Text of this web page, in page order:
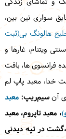
سواری نین بین،
هالونگ بی(ثبت
ویتنام، غارها و
فرانسوی ها، بافت
خدا، معبد پاپ لم
آنسیم‌ریپ: معبد
، معبد تاپروم، معبد
در تپه دیدنی